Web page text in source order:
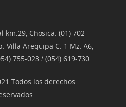
km.29, Chosica. (01) 702-
Villa Arequipa C. 1 Mz. A6,
755-023 / (054) 619-730
Todos los derechos